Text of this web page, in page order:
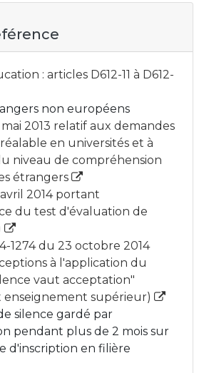
: articles D612-11 à D612-
non européens
2013 relatif aux demandes
en universités et à
niveau de compréhension
étrangers
2014 portant
du test d'évaluation de
1274 du 23 octobre 2014
à l'application du
vaut acceptation"
enseignement supérieur)
silence gardé par
pendant plus de 2 mois sur
d'inscription en filière